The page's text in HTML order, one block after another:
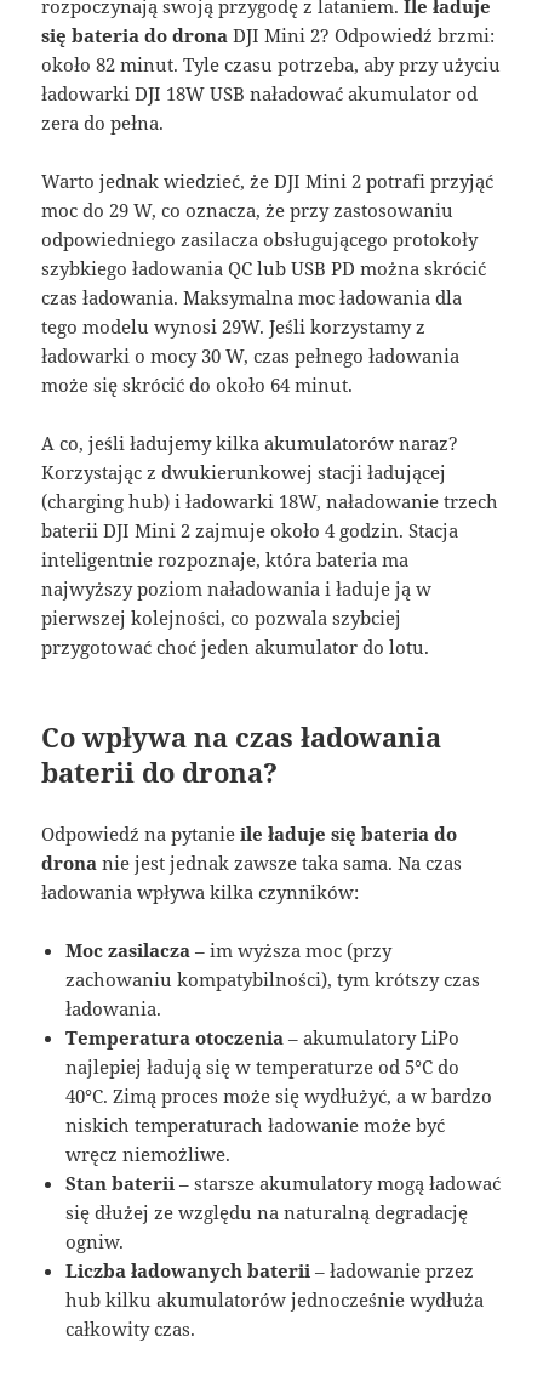
rozpoczynają swoją przygodę z lataniem.Ile ładuje
się bateria do drona DJI Mini 2? Odpowiedź brzmi:
około 82 minut. Tyle czasu potrzeba, aby przy użyciu
ładowarki DJI 18W USB naładować akumulator od
zera do pełna.
Warto jednak wiedzieć, że DJI Mini 2 potrafi przyjąć
moc do 29 W, co oznacza, że przy zastosowaniu
odpowiedniego zasilacza obsługującego protokoły
szybkiego ładowania QC lub USB PD można skrócić
czas ładowania. Maksymalna moc ładowania dla
tego modelu wynosi 29W. Jeśli korzystamy z
ładowarki o mocy 30 W, czas pełnego ładowania
może się skrócić do około 64 minut.
A co, jeśli ładujemy kilka akumulatorów naraz?
Korzystając z dwukierunkowej stacji ładującej
(charging hub) i ładowarki 18W, naładowanie trzech
baterii DJI Mini 2 zajmuje około 4 godzin. Stacja
inteligentnie rozpoznaje, która bateria ma
najwyższy poziom naładowania i ładuje ją w
pierwszej kolejności, co pozwala szybciej
przygotować choć jeden akumulator do lotu.
Co wpływa na czas ładowania
baterii do drona?
Odpowiedź na pytanieile ładuje się bateria do
drona nie jest jednak zawsze taka sama. Na czas
ładowania wpływa kilka czynników:
Moc zasilacza – im wyższa moc (przy
zachowaniu kompatybilności), tym krótszy czas
ładowania.
Temperatura otoczenia – akumulatory LiPo
najlepiej ładują się w temperaturze od 5°C do
40°C. Zimą proces może się wydłużyć, a w bardzo
niskich temperaturach ładowanie może być
wręcz niemożliwe.
Stan baterii – starsze akumulatory mogą ładować
się dłużej ze względu na naturalną degradację
ogniw.
Liczba ładowanych baterii – ładowanie przez
hub kilku akumulatorów jednocześnie wydłuża
całkowity czas.